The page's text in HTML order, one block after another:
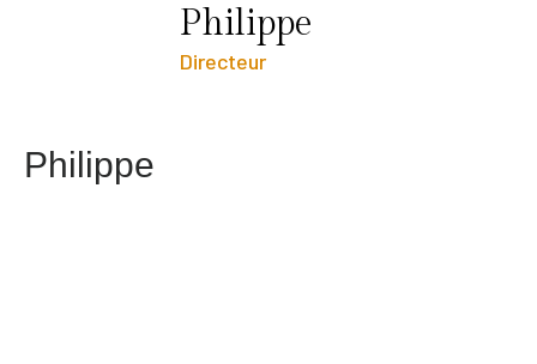
Philippe
Directeur
Philippe